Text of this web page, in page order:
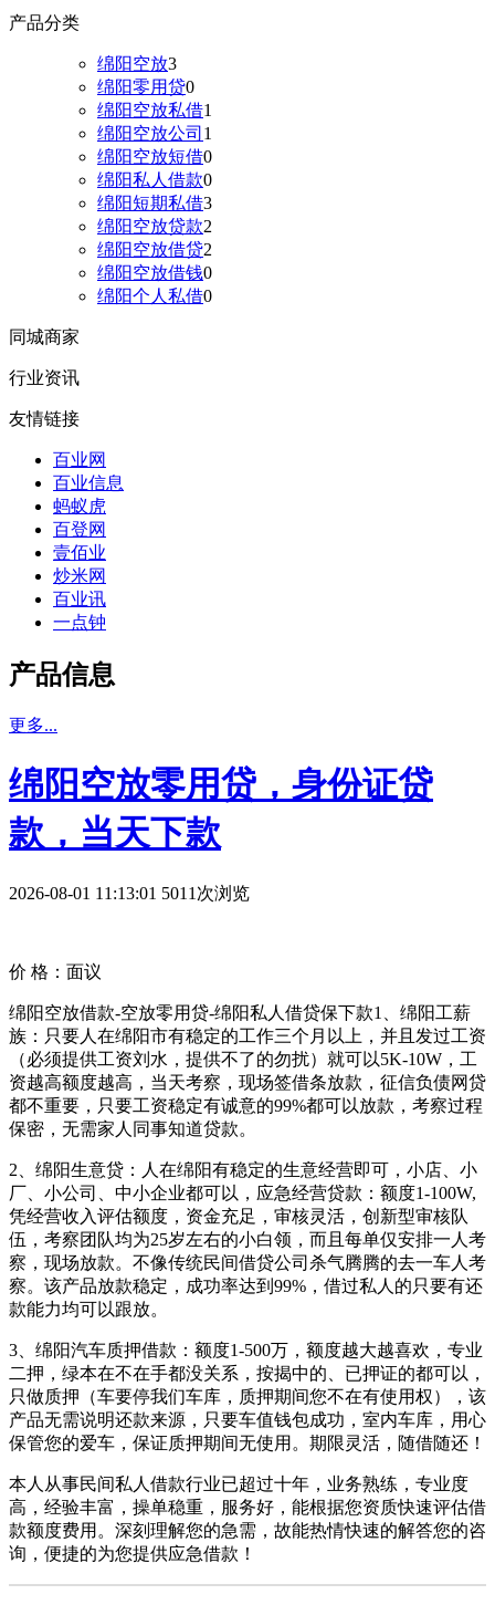
产品分类
绵阳空放3
绵阳零用贷0
绵阳空放私借1
绵阳空放公司 1
绵阳空放短借0
绵阳私人借款0
绵阳短期私借3
绵阳空放贷款2
绵阳空放借贷2
绵阳空放借钱0
绵阳个人私借0
同城商家
行业资讯
友情链接
百业网
百业信息
蚂蚁虎
百登网
壹佰业
炒米网
百业讯
一点钟
产品信息
更多...
绵阳空放零用贷，身份证贷
款，当天下款
2026-08-01 11:13:01 5011次浏览
价 格： 面议
绵阳空放借款-空放零用贷-绵阳私人借贷保下款1、绵阳工薪
族：只要人在绵阳市有稳定的工作三个月以上，并且发过工资
（必须提供工资刘水，提供不了的勿扰）就可以5K-10W，工
资越高额度越高，当天考察，现场签借条放款，征信负债网贷
都不重要，只要工资稳定有诚意的99%都可以放款，考察过程
保密，无需家人同事知道贷款。
2、绵阳生意贷：人在绵阳有稳定的生意经营即可，小店、小
厂、小公司、中小企业都可以，应急经营贷款：额度1-100W,
凭经营收入评估额度，资金充足，审核灵活，创新型审核队
伍，考察团队均为25岁左右的小白领，而且每单仅安排一人考
察，现场放款。不像传统民间借贷公司杀气腾腾的去一车人考
察。该产品放款稳定，成功率达到99%，借过私人的只要有还
款能力均可以跟放。
3、绵阳汽车质押借款：额度1-500万，额度越大越喜欢，专业
二押，绿本在不在手都没关系，按揭中的、已押证的都可以，
只做质押（车要停我们车库，质押期间您不在有使用权），该
产品无需说明还款来源，只要车值钱包成功，室内车库，用心
保管您的爱车，保证质押期间无使用。期限灵活，随借随还！
本人从事民间私人借款行业已超过十年，业务熟练，专业度
高，经验丰富，操单稳重，服务好，能根据您资质快速评估借
款额度费用。深刻理解您的急需，故能热情快速的解答您的咨
询，便捷的为您提供应急借款！